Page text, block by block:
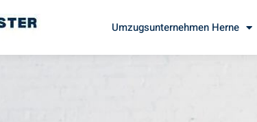
Umzugsunternehmen Herne